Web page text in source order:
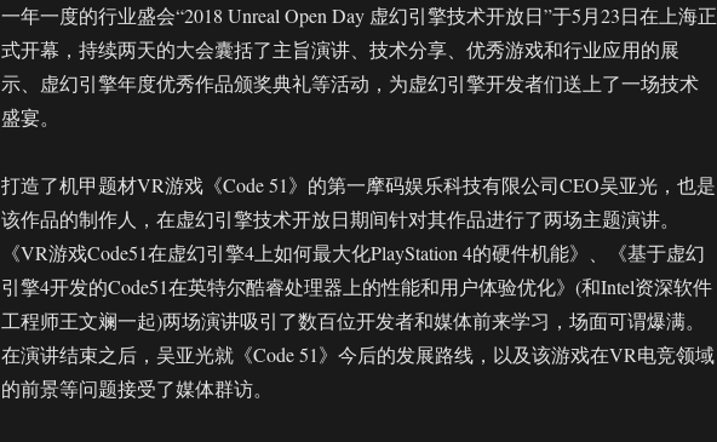
一年一度的行业盛会“2018 Unreal Open Day 虚幻引擎技术开放日”于5月23日在上海正
式开幕，持续两天的大会囊括了主旨演讲、技术分享、优秀游戏和行业应用的展
示、虚幻引擎年度优秀作品颁奖典礼等活动，为虚幻引擎开发者们送上了一场技术
盛宴。
打造了机甲题材VR游戏《Code 51》的第一摩码娱乐科技有限公司CEO吴亚光，也是
该作品的制作人，在虚幻引擎技术开放日期间针对其作品进行了两场主题演讲。
《VR游戏Code51在虚幻引擎4上如何最大化PlayStation 4的硬件机能》、《基于虚幻
引擎4开发的Code51在英特尔酷睿处理器上的性能和用户体验优化》(和Intel资深软件
工程师王文斓一起)两场演讲吸引了数百位开发者和媒体前来学习，场面可谓爆满。
在演讲结束之后，吴亚光就《Code 51》今后的发展路线，以及该游戏在VR电竞领域
的前景等问题接受了媒体群访。